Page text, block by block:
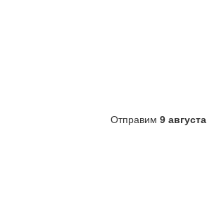
Отправим 9 августа